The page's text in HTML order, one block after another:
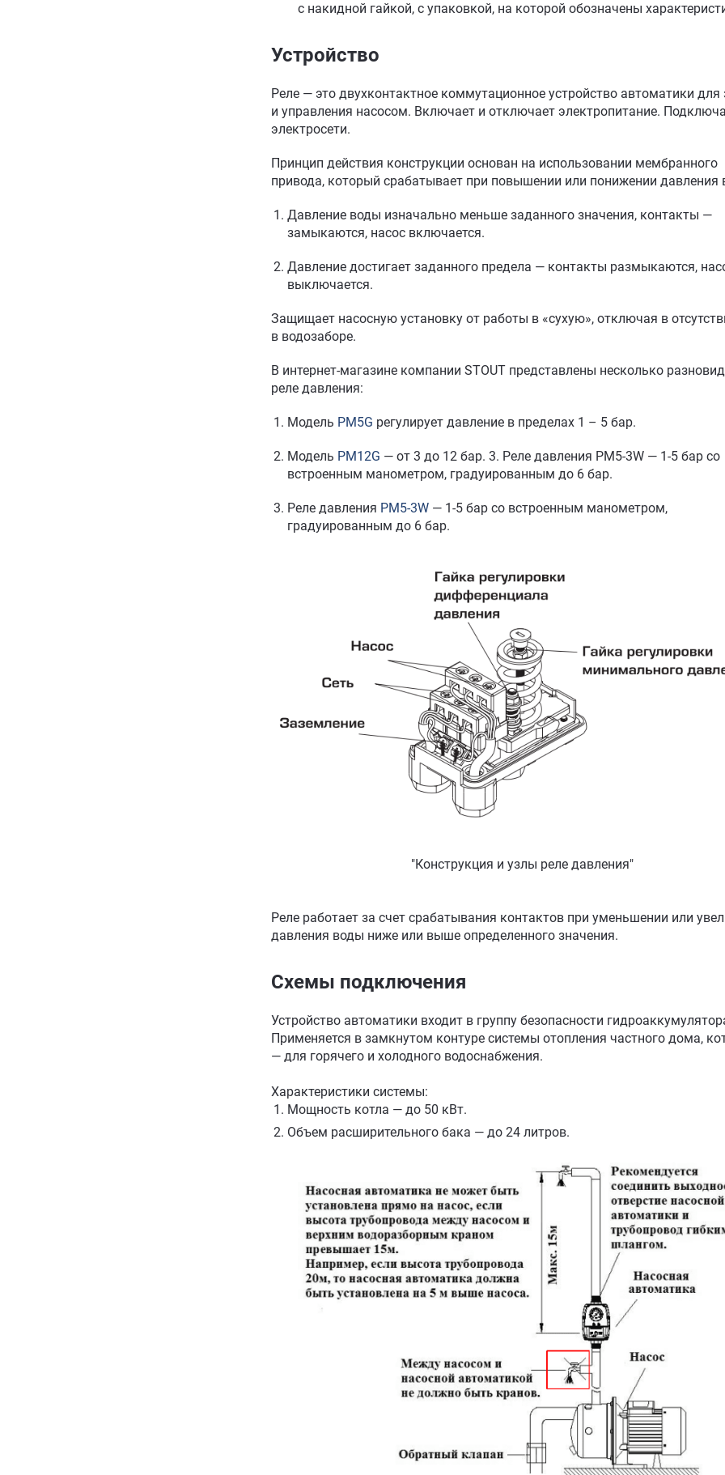
с накидной гайкой, с упаковкой, на которой обозначены
Устройство
Реле — это двухконтактное коммутационное устройство автоматики
и управления насосом. Включает и отключает электропитание.
электросети.
Принцип действия конструкции основан на использовании мембранного
привода, который срабатывает при повышении или понижении давления
Давление воды изначально меньше заданного значения, контакты —
замыкаются, насос включается.
Давление достигает заданного предела — контакты размыкаются,
выключается.
Защищает насосную установку от работы в «сухую», отключая в
в водозаборе.
В интернет-магазине компании STOUT представлены несколько
реле давления:
Модель PM5G регулирует давление в пределах 1 – 5 бар.
Модель PM12G — от 3 до 12 бар. 3. Реле давления PM5-3W — 1-5 бар со
встроенным манометром, градуированным до 6 бар.
Реле давления PM5-3W — 1-5 бар со встроенным манометром,
градуированным до 6 бар.
"Конструкция и узлы реле давления"
Реле работает за счет срабатывания контактов при уменьшении или
давления воды ниже или выше определенного значения.
Схемы подключения
Устройство автоматики входит в группу безопасности
Применяется в замкнутом контуре системы отопления частного дома,
— для горячего и холодного водоснабжения.
Характеристики системы:
Мощность котла — до 50 кВт.
Объем расширительного бака — до 24 литров.